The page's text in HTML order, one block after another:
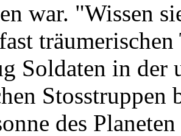
war. "Wissen
Soldaten in der
des